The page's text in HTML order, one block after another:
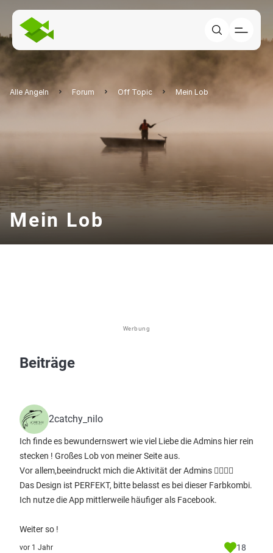
Alle Angeln Forum Off Topic Mein Lob
Mein Lob
Werbung
Beiträge
2catchy_nilo
Ich finde es bewundernswert wie viel Liebe die Admins hier rein
stecken ! Großes Lob von meiner Seite aus.
Vor allem,beeindruckt mich die Aktivität der Admins 👍🏽👍🏽
Das Design ist PERFEKT, bitte belasst es bei dieser Farbkombi.
Ich nutze die App mittlerweile häufiger als Facebook.
Weiter so !
vor 1 Jahr 18